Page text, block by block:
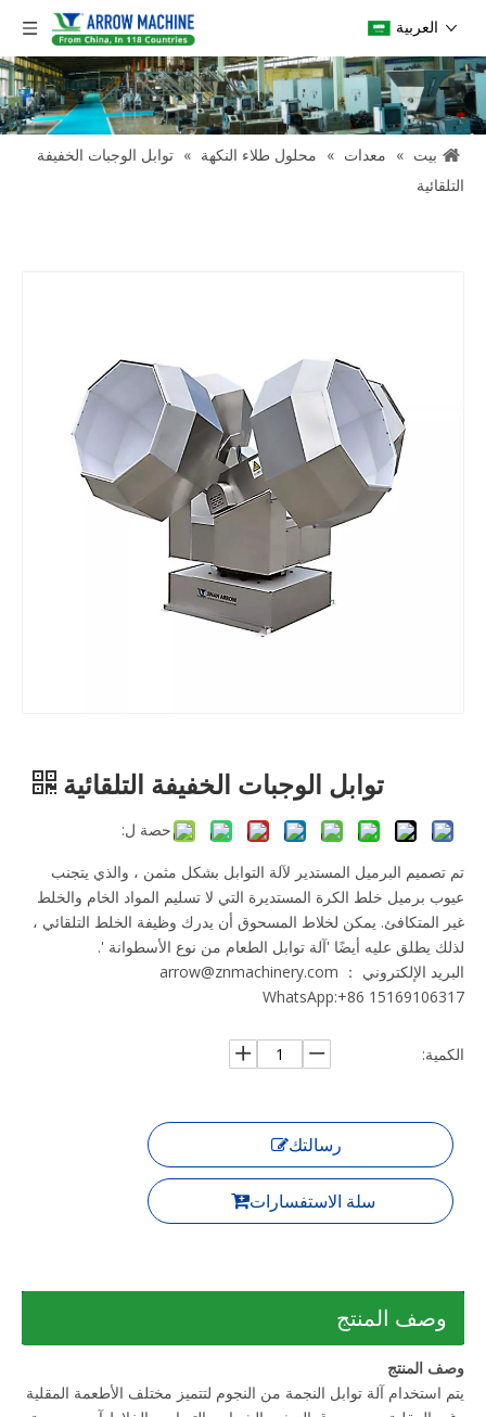
العربية
بيت » معدات » محلول طلاء النكهة » توابل الوجبات الخفيفة
التلقائية
توابل الوجبات الخفيفة التلقائية
حصة ل:
تم تصميم البرميل المستدير لآلة التوابل بشكل مثمن ، والذي يتجنب
عيوب برميل خلط الكرة المستديرة التي لا تسليم المواد الخام والخلط
غير المتكافئ. يمكن لخلاط المسحوق أن يدرك وظيفة الخلط التلقائي ،
لذلك يطلق عليه أيضًا 'آلة توابل الطعام من نوع الأسطوانة '.
البريد الإلكتروني ： arrow@znmachinery.com
WhatsApp:+86 15169106317
الكمية:
رسالتك
سلة الاستفسارات
وصف المنتج
وصف المنتج
يتم استخدام آلة توابل النجمة من النجوم لتتميز مختلف الأطعمة المقلية